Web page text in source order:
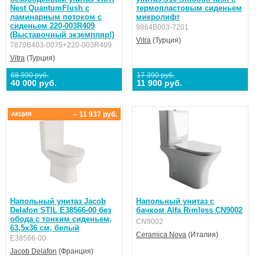
Nest QuantumFlush c
ламинарным потоком с
сиденьем 220-003R409
(Выставочный экземпляр!)
7870B403-0075+220-003R409
Vitra (Турция)
68 990 руб.
40 000 руб.
термопластовым сиденьем
микролифт
9864B003-7201
Vitra (Турция)
17 390 руб.
11 900 руб.
Напольный унитаз Jacob
Delafon STIL E38566-00 без
обода с тонким сиденьем,
63,5х36 см, белый
E38566-00
Jacob Delafon (Франция)
– 11 937 руб.
АКЦИЯ
Напольный унитаз с
бачком Alfa Rimless CN9002
CN9002
Ceramica Nova (Италия)